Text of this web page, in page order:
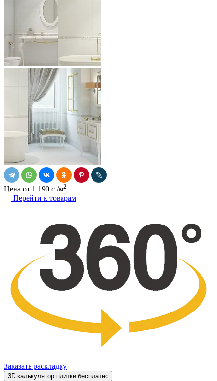
Цена от 1 190 c /м2
Перейти к товарам
Заказать раскладку
3D калькулятор плитки бесплатно